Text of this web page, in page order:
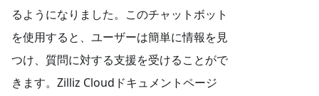
るようになりました。このチャットボット
を使用すると、ユーザーは簡単に情報を見
つけ、質問に対する支援を受けることがで
きます。Zilliz Cloudドキュメントページ